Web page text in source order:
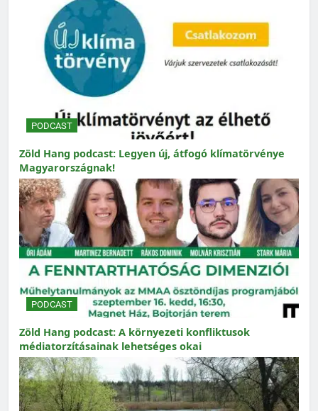
PODCAST
Zöld Hang podcast: Legyen új, átfogó klímatörvénye
Magyarországnak!
PODCAST
Zöld Hang podcast: A környezeti konfliktusok
médiatorzításainak lehetséges okai